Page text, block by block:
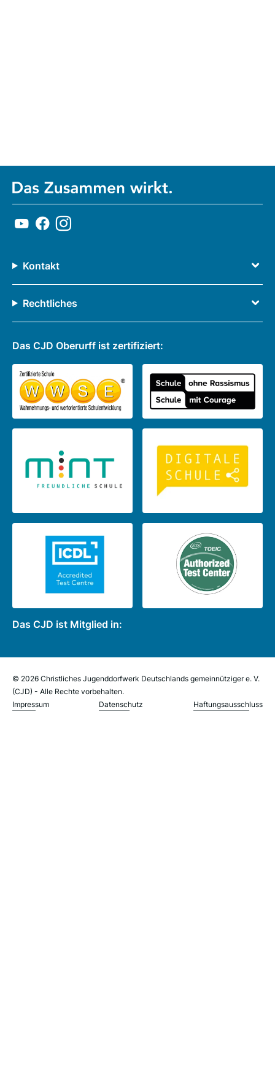
Kontakt
Rechtliches
Das CJD Oberurff ist zertifiziert:
Das CJD ist Mitglied in:
© 2026 Christliches Jugenddorfwerk Deutschlands gemeinnütziger e. V.
(CJD) - Alle Rechte vorbehalten.
Impressum
Datenschutz Haftungsausschluss